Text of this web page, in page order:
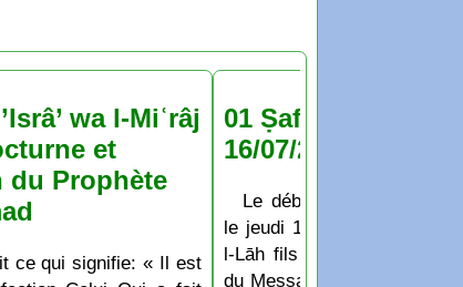
wa l-Miʿrâj
et
du Prophète
ce qui signifie: « Il est
01 Ṣafar 1448 :
16/07/2026
Le début du mois de
le jeudi 16 Juillet 2026
l-Lāh fils de Hichām: Les
du Messager de Allāh